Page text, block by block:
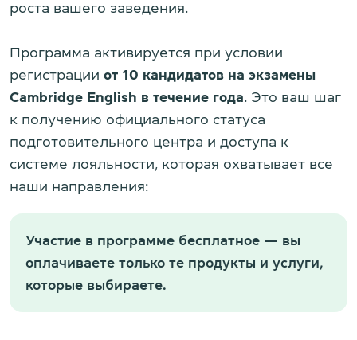
роста вашего заведения.
Программа активируется при условии
регистрации от 10 кандидатов на экзамены
Cambridge English в течение года. Это ваш шаг
к получению официального статуса
подготовительного центра и доступа к
системе лояльности, которая охватывает все
наши направления:
Участие в программе бесплатное — вы
оплачиваете только те продукты и услуги,
которые выбираете.